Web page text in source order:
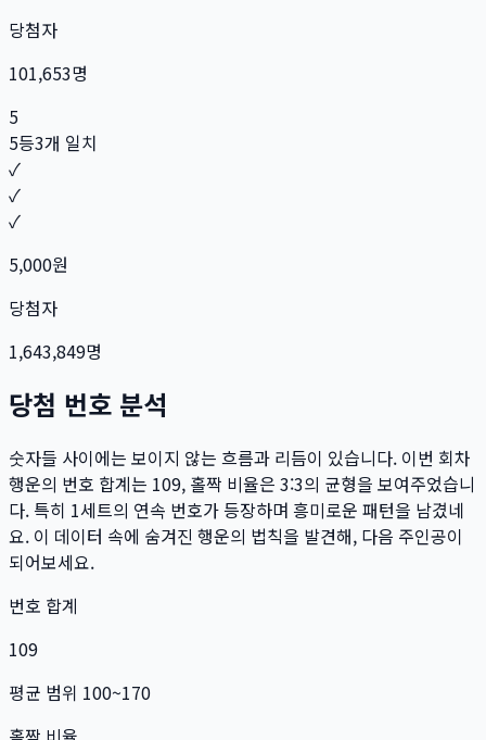
당첨자
101,653명
5
5등3개 일치
✓
✓
✓
5,000원
당첨자
1,643,849명
당첨 번호 분석
숫자들 사이에는 보이지 않는 흐름과 리듬이 있습니다. 이번 회차
행운의 번호 합계는 109, 홀짝 비율은 3:3의 균형을 보여주었습니
다. 특히 1세트의 연속 번호가 등장하며 흥미로운 패턴을 남겼네
요. 이 데이터 속에 숨겨진 행운의 법칙을 발견해, 다음 주인공이
되어보세요.
번호 합계
109
평균 범위 100~170